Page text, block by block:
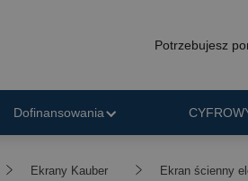
Potrzebujesz
Dofinansowania
Ekrany Kauber Ekran ścienny